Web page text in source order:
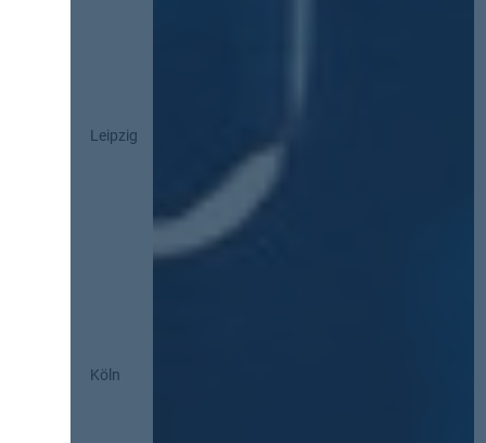
Leipzig
Köln